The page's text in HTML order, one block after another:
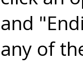
and
any of